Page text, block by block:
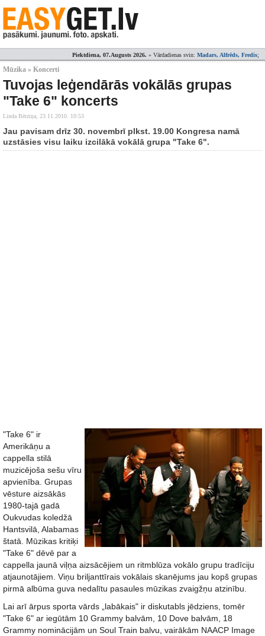
Piektdiena, 07.Augusts 2026. » Vārdadienas svin: Madars, Alfrēds, Fredis;
Mūzika » Koncerti
Tuvojas leģendārās vokālās grupas
"Take 6" koncerts
Linda Bērziņa, 23.11.2010. 10:53
Jau pavisam drīz 30. novembrī plkst. 19.00 Kongresa namā
uzstāsies visu laiku izcilākā vokālā grupa "Take 6".
"Take 6" ir
Amerikāņu a
cappella stilā
muzicējoša sešu vīru
apvienība. Grupas
vēsture aizsākās
1980-tajā gadā
Oukvudas koledžā
Hantsvilā, Alabamas
štatā. Mūzikas kritiķi
"Take 6" dēvē par a
cappella jaunā viļņa aizsācējiem un ritmblūza vokālo grupu tradīciju
atjaunotājiem. Viņu briljanttīrais vokālais skanējums jau kopš grupas
pirmā albūma guva nedalītu pasaules mūzikas zvaigžņu atzinību.
Lai arī ārpus sporta vārds „labākais" ir diskutabls jēdziens, tomēr
"Take 6" ar iegūtām 10 Grammy balvām, 10 Dove balvām, 18
Grammy nominācijām un Soul Train balvu, vairākām NAACP Image